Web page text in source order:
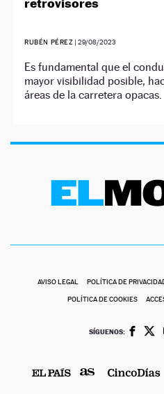
RUBÉN PÉREZ |29/08/2023
Es fundamental que el
mayor visibilidad posible,
áreas de la carretera opacas.
AVISO LEGAL POLÍTICA DE
POLÍTICA DE COOKIES
SÍGUENOS: